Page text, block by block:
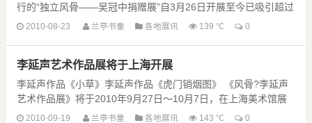
行的“独立风骨——吴冠中捐赠展”自3月26日开展至今已吸引超过
15.8万人次参观，该馆决定将展览截止日......
2010-08-23 兰亭书童 各地展讯 139 ℃ 0
李延声艺术作品展将于上海开展
李延声作品《小草》李延声作品《虎门销烟图》 《风骨?李延声
艺术作品展》将于2010年9月27日～10月7日，在上海美术馆展
出。弘扬中华正气，讴歌民族脊梁，是李延......
2010-09-19 兰亭书童 各地展讯 143 ℃ 0